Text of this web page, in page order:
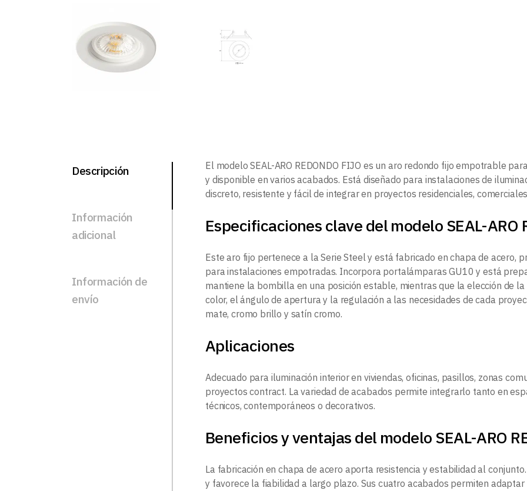
Descripción
Información
adicional
Información de
envío
El modelo SEAL-ARO REDONDO FIJO es un aro redondo fijo empotrable
y disponible en varios acabados. Está diseñado para instalaciones de
discreto, resistente y fácil de integrar en proyectos residenciales,
Especificaciones clave del modelo SEAL-ARO
Este aro fijo pertenece a la Serie Steel y está fabricado en chapa de acero,
para instalaciones empotradas. Incorpora portalámparas GU10 y está
mantiene la bombilla en una posición estable, mientras que la elección de
color, el ángulo de apertura y la regulación a las necesidades de cada
mate, cromo brillo y satín cromo.
Aplicaciones
Adecuado para iluminación interior en viviendas, oficinas, pasillos, zonas
proyectos contract. La variedad de acabados permite integrarlo tanto en
técnicos, contemporáneos o decorativos.
Beneficios y ventajas del modelo SEAL-ARO
La fabricación en chapa de acero aporta resistencia y estabilidad al
y favorece la fiabilidad a largo plazo. Sus cuatro acabados permiten